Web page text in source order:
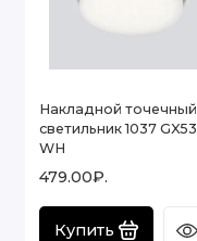
Накладной точечный
светильник 1037 GX53
WH
479.00₽.
Купить